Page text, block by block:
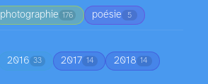
photographie 176 poésie 5
2016 33 2017 14 2018 14